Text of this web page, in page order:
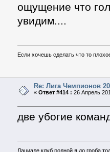
ощущение что
увидим....
Если хочешь сделать что то
Re: Лига Чемпионов
«Ответ #414 : 26 Апрель
две убогие
Лациале клуб родной я до гроба